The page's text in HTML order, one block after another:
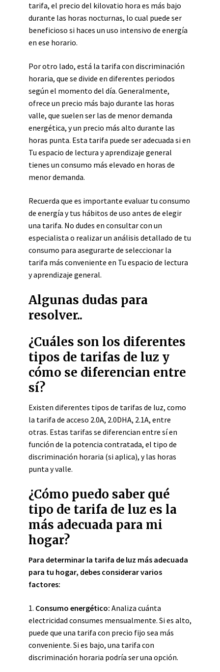
tarifa, el precio del kilovatio hora es más bajo
durante las horas nocturnas, lo cual puede ser
beneficioso si haces un uso intensivo de energía
en ese horario.
Por otro lado, está la tarifa con discriminación
horaria, que se divide en diferentes periodos
según el momento del día. Generalmente,
ofrece un precio más bajo durante las horas
valle, que suelen ser las de menor demanda
energética, y un precio más alto durante las
horas punta. Esta tarifa puede ser adecuada si en
Tu espacio de lectura y aprendizaje general
tienes un consumo más elevado en horas de
menor demanda.
Recuerda que es importante evaluar tu consumo
de energía y tus hábitos de uso antes de elegir
una tarifa. No dudes en consultar con un
especialista o realizar un análisis detallado de tu
consumo para asegurarte de seleccionar la
tarifa más conveniente en Tu espacio de lectura
y aprendizaje general.
Algunas dudas para
resolver..
¿Cuáles son los diferentes
tipos de tarifas de luz y
cómo se diferencian entre
sí?
Existen diferentes tipos de tarifas de luz, como
la tarifa de acceso 2.0A, 2.0DHA, 2.1A, entre
otras. Estas tarifas se diferencian entre sí en
función de la potencia contratada, el tipo de
discriminación horaria (si aplica), y las horas
punta y valle.
¿Cómo puedo saber qué
tipo de tarifa de luz es la
más adecuada para mi
hogar?
Para determinar la tarifa de luz más adecuada
para tu hogar, debes considerar varios
factores:
1. Consumo energético: Analiza cuánta
electricidad consumes mensualmente. Si es alto,
puede que una tarifa con precio fijo sea más
conveniente. Si es bajo, una tarifa con
discriminación horaria podría ser una opción.